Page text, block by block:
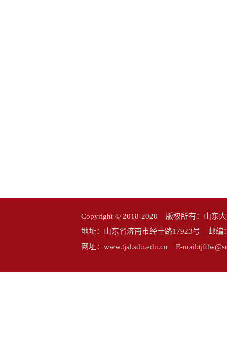
Copyright © 2018-2020 版权所有：山东
地址：山东省济南市经十路17923号 邮
网址：www.tjsl.sdu.edu.cn E-